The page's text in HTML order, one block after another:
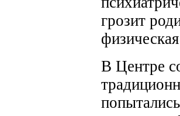
грозит
В Центре